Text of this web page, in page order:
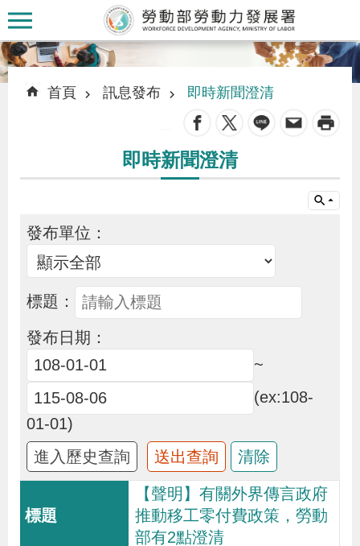
跳到主要內容區塊
署
訊
為
民
服
:::
::: 首頁 訊息發布 即時新聞澄清
即時新聞澄清
發布單位：
標題：
發布日期：
~
(ex:108-
01-01)
【聲明】有關外界傳言政府
推動移工零付費政策，勞動
部有2點澄清